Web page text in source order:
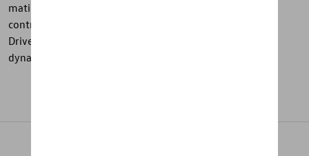
matière en polaire diagonale 100 % coton. Les cordons
contrastés ainsi que le grand logo VW et le slogan « We
Drive Football » imprimés à l’avant apportent une allure
dynamique et moderne.